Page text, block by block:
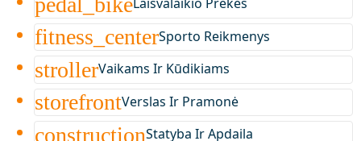
fitness_centerSporto Reikmenys
strollerVaikams Ir Kūdikiams
storefrontVerslas Ir Pramonė
constructionStatyba Ir Apdaila